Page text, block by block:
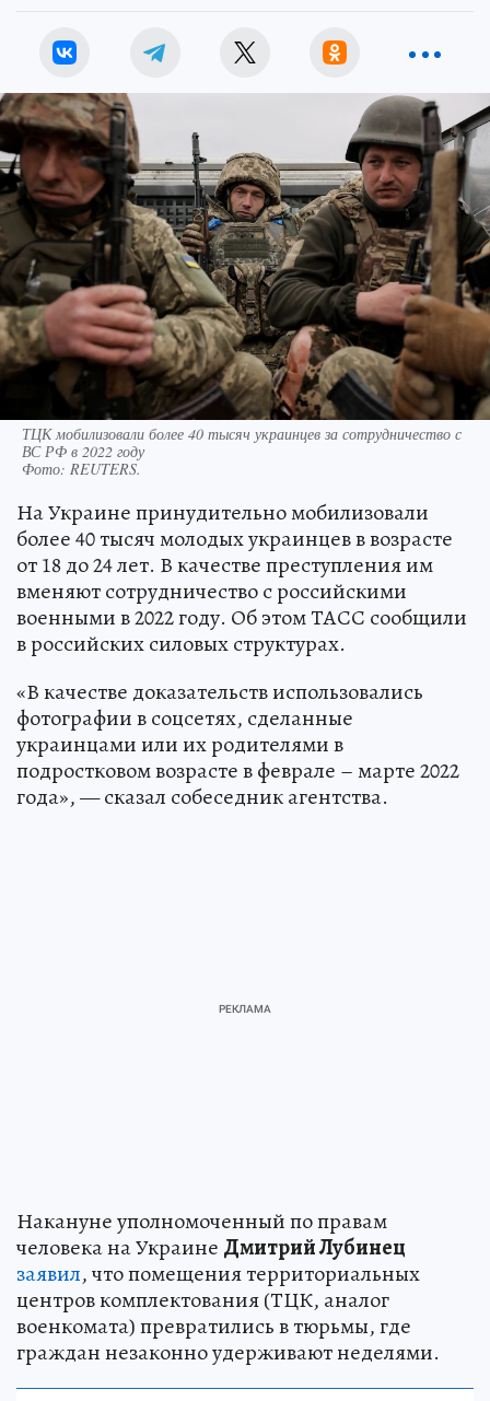
ТЦК мобилизовали более 40 тысяч украинцев за сотрудничество с
ВС РФ в 2022 году
Фото: REUTERS.
На Украине принудительно мобилизовали
более 40 тысяч молодых украинцев в возрасте
от 18 до 24 лет. В качестве преступления им
вменяют сотрудничество с российскими
военными в 2022 году. Об этом ТАСС сообщили
в российских силовых структурах.
«В качестве доказательств использовались
фотографии в соцсетях, сделанные
украинцами или их родителями в
подростковом возрасте в феврале – марте 2022
года», — сказал собеседник агентства.
Накануне уполномоченный по правам
человека на Украине Дмитрий Лубинец
заявил, что помещения территориальных
центров комплектования (ТЦК, аналог
военкомата) превратились в тюрьмы, где
граждан незаконно удерживают неделями.